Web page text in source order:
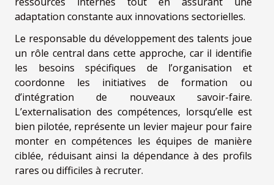
adaptation constante aux innovations sectorielles.
Le responsable du développement des talents joue
un rôle central dans cette approche, car il identifie
les besoins spécifiques de l’organisation et
coordonne les initiatives de formation ou
d’intégration de nouveaux savoir-faire.
L’externalisation des compétences, lorsqu’elle est
bien pilotée, représente un levier majeur pour faire
monter en compétences les équipes de manière
ciblée, réduisant ainsi la dépendance à des profils
rares ou difficiles à recruter.